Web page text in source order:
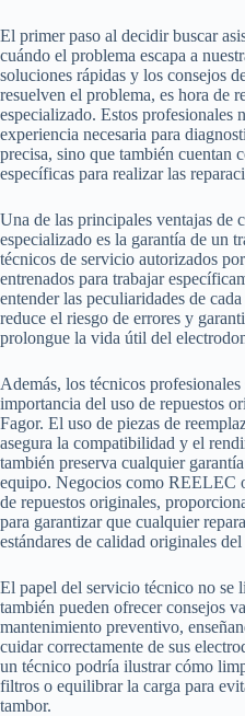
El primer paso al decidir buscar
cuándo el problema escapa a
soluciones rápidas y los consejos
resuelven el problema, es hora de
especializado. Estos profesionales
experiencia necesaria para
precisa, sino que también cuentan
específicas para realizar las
Una de las principales ventajas de
especializado es la garantía de un
técnicos de servicio autorizados
entrenados para trabajar
entender las peculiaridades de
reduce el riesgo de errores y
prolongue la vida útil del
Además, los técnicos
importancia del uso de repuestos
Fagor. El uso de piezas de
asegura la compatibilidad y el
también preserva cualquier
equipo. Negocios como REELEC
de repuestos originales,
para garantizar que cualquier
estándares de calidad originales
El papel del servicio técnico no se
también pueden ofrecer consejos
mantenimiento preventivo,
cuidar correctamente de sus
un técnico podría ilustrar cómo
filtros o equilibrar la carga para
tambor.